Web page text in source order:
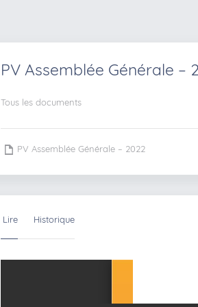
PV Assemblée Générale –
Tous les documents
PV Assemblée Générale – 2022
Lire Historique